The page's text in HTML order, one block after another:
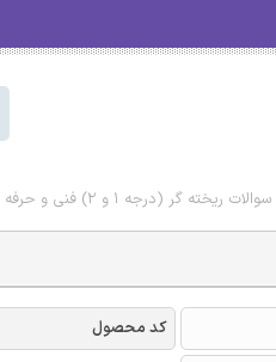
ریخته گر (درجه 1 و 2) فنی و حرفه ای
کد محصول